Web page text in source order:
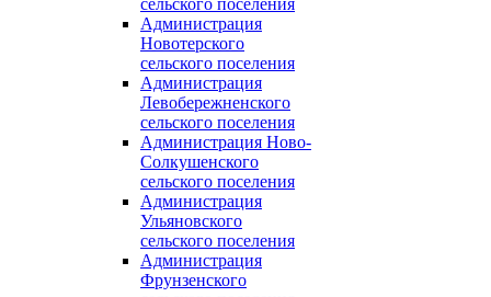
сельского поселения
Администрация
Новотерского
сельского поселения
Администрация
Левобережненского
сельского поселения
Администрация Ново-
Солкушенского
сельского поселения
Администрация
Ульяновского
сельского поселения
Администрация
Фрунзенского